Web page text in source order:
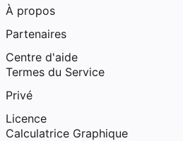
À propos
Partenaires
Centre d'aide
Termes du Service
Privé
Licence
Calculatrice Graphique